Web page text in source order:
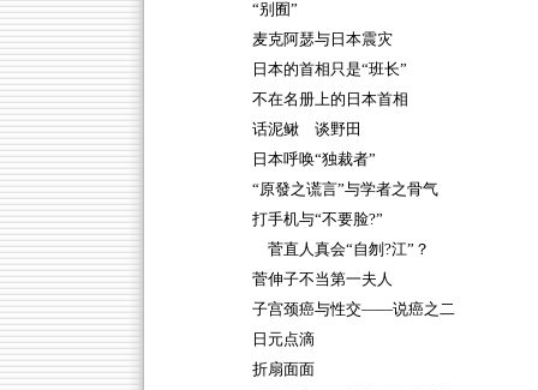
“别囿”
麦克阿瑟与日本震灾
日本的首相只是“班长”
不在名册上的日本首相
话泥鳅 谈野田
日本呼唤“独裁者”
“原發之谎言”与学者之骨气
打手机与“不要脸?”
菅直人真会“自刎?江”？
菅伸子不当第一夫人
子宫颈癌与性交——说癌之二
日元点滴
折扇面面